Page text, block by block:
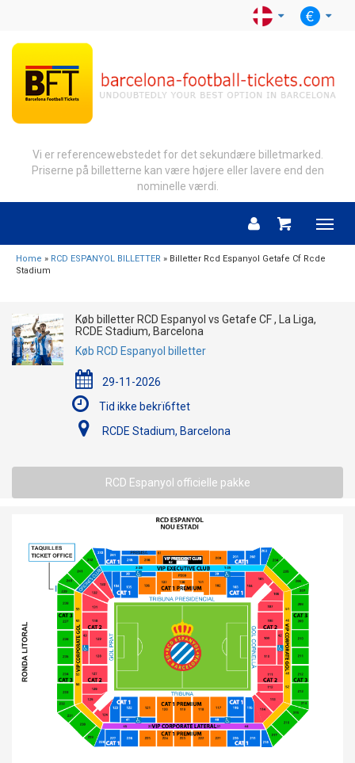
Vi er referencewebstedet for det sekundære billetmarked.
Priserne på billetterne kan være højere eller lavere end den
nominelle værdi.
Menu
Home » RCD ESPANYOL BILLETTER » Billetter Rcd Espanyol Getafe Cf Rcde
Stadium
Køb billetter RCD Espanyol vs Getafe CF , La Liga,
RCDE Stadium, Barcelona
Køb RCD Espanyol billetter
29-11-2026
Tid ikke bekrï6ftet
RCDE Stadium, Barcelona
RCD Espanyol officielle pakke